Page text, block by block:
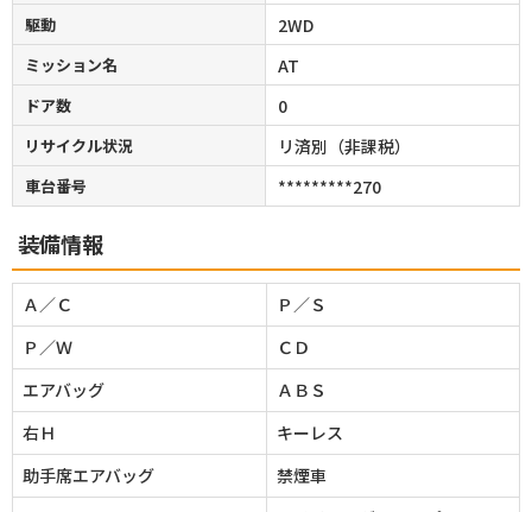
駆動 2WD
ミッション名 AT
ドア数 0
リサイクル状況 リ済別（非課税）
車台番号 *********270
装備情報
Ａ／Ｃ
Ｐ／Ｓ
Ｐ／Ｗ
ＣＤ
エアバッグ
ＡＢＳ
右Ｈ
キーレス
助手席エアバッグ
禁煙車